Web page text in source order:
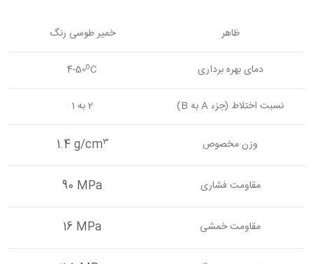
ظاهر خمیر طوسی رنگ
دمای بهره برداری 4-50oC
نسبت اختلاط (جزء A به B) 2 به 1
وزن مخصوص 1.4 g/cm3
مقاومت فشاری 90 MPa
مقاومت خمشی 16 MPa